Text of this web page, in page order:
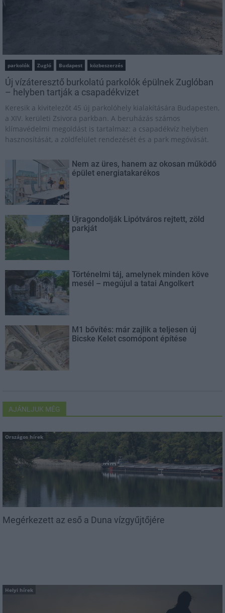
parkolók Zugló Budapest közbeszerzés
Új vízáteresztő burkolatú parkolók épülnek Zuglóban
– helyben tartják a csapadékvizet
Keresik a kivitelezőt 45 új parkolóhely kialakítására Budapesten,
a XIV. kerületi Zsivora parkban. A beruházás számos
klímavédelmi megoldást is tartalmaz: a csapadékvíz helyben
hasznosítását, a zöldfelület rendezését és a park megóvását.
Nem az üres, hanem az okosan működő
épület energiatakarékos
Újragondolják Lipótváros rejtett, zöld
parkját
Történelmi táj, amelynek minden köve
mesél – megújul a tatai Angolkert
M1 bővítés: már zajlik a teljesen új
Bicske Kelet csomópont építése
AJÁNLJUK MÉG
Országos hírek
Megérkezett az eső a Duna vízgyűjtőjére
Helyi hírek